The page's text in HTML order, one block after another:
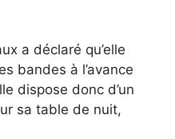
a déclaré qu’elle
bandes à l’avance
dispose donc d’un
sa table de nuit,